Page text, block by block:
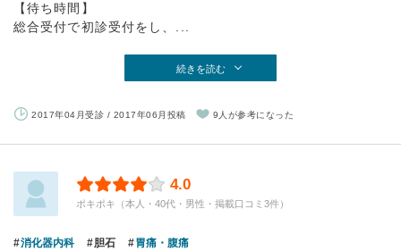
【待ち時間】
総合受付で初診受付をし、...
続きを読む
2017年04月受診 / 2017年06月投稿 9人が参考になった
4.0
ポキポキ（本人・40代・男性・掲載口コミ3件）
消化器内科 胆石 胃痛・腹痛